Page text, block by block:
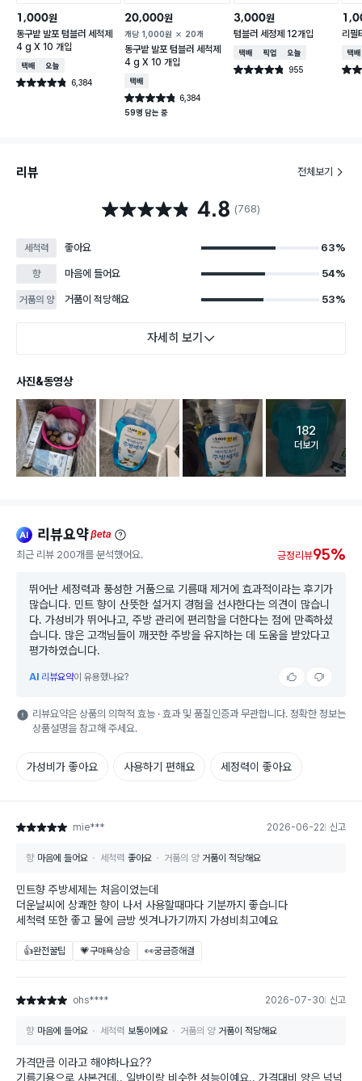
1,000원
동구밭 발포 텀블러 세척제
4 g X 10 개입
택배배송오늘배송
별점 4.8점 6,384
건 작성
20,000원
개당 1,000원 20개
동구밭 발포 텀블러 세척제
4 g X 10 개입
택배배송
별점 4.8점 6,384
건 작성
59명 담는 중
3,000원
텀블러 세정제 12개입
택배배송매장픽업오늘배송
별점 4.8점 955
건 작성
리필
택배
별점
리뷰 전체보기
별점 4.8점 4.8 (768)
세척력 좋아요 63%
향 마음에 들어요 54%
거품의 양 거품이 적당해요 53%
자세히 보기
사진&동영상
고객 리뷰
182
더보기
ai 리뷰요약beta
최근 리뷰 200개를 분석했어요. 긍정리뷰95%
뛰어난 세정력과 풍성한 거품으로 기름때 제거에 효과적이라는 후기가
많습니다. 민트 향이 산뜻한 설거지 경험을 선사한다는 의견이 많습니
다. 가성비가 뛰어나고, 주방 관리에 편리함을 더한다는 점에 만족하셨
습니다. 많은 고객님들이 깨끗한 주방을 유지하는 데 도움을 받았다고
평가하였습니다.
AI 리뷰요약이 유용했나요?
리뷰요약은 상품의 의학적 효능 · 효과 및 품질인증과 무관합니다. 정확한 정보는
상품설명을 참고해 주세요.
가성비가 좋아요 사용하기 편해요 세정력이 좋아요
별점 5점 mie*** 2026-06-22 신고
향 마음에 들어요 세척력 좋아요 거품의 양 거품이 적당해요
민트향 주방세제는 처음이었는데
더운날씨에 상쾌한 향이 나서 사용할때마다 기분까지 좋습니다
세척력 또한 좋고 물에 금방 씻겨나가기까지 가성비최고예요
👍완전꿀팁 💗구매욕상승 👀궁금증해결
별점 5점 ohs**** 2026-07-30 신고
향 마음에 들어요 세척력 보통이에요 거품의 양 거품이 적당해요
가격만큼 이라고 해야하나요??
기름기용으로 사본건데.. 일반이랑 비슷한 성능이예요.. 가격대비 양은 넉넉